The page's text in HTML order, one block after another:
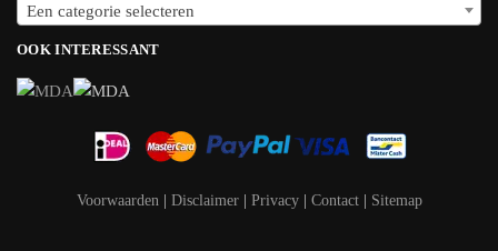
Een categorie selecteren
OOK INTERESSANT
Voorwaarden| Disclaimer| Privacy| Contact| Sitemap